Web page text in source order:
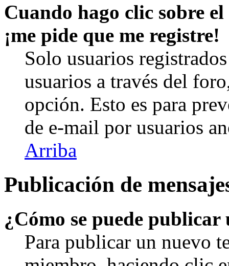
Cuando hago clic sobre
¡me pide que me registre!
Solo usuarios
usuarios a través del
opción. Esto es para
de e-mail por usuarios
Arriba
Publicación de
¿Cómo se puede
Para publicar un nuevo